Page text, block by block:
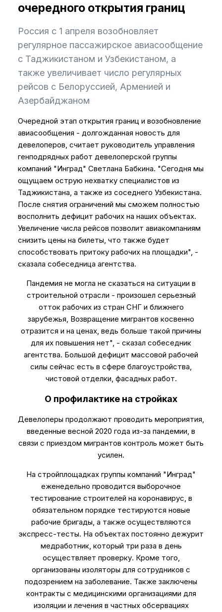
очередного открытия границ
Россия с 1 апреля возобновляет
регулярное пассажирское авиасообщение
с Таджикистаном и Узбекистаном, а
также увеличивает число регулярных
рейсов с Белоруссией, Арменией и
Азербайджаном
Очередной этап открытия границ и возобновление
авиасообщения - долгожданная новость для
девелоперов, считает руководитель управления
генподрядных работ девелоперской группы
компаний "Инград" Светлана Бабкина. "Сегодня мы
ощущаем острую нехватку специалистов из
Таджикистана, а также из соседнего Узбекистана.
После снятия ограничений мы сможем полностью
восполнить дефицит рабочих на наших объектах.
Увеличение числа рейсов позволит авиакомпаниям
снизить цены на билеты, что также будет
способствовать притоку рабочих на площадки", -
сказала собеседница агентства.
Пандемия не могла не сказаться на ситуации в
строительной отрасли - произошел серьезный
отток рабочих из стран СНГ и ближнего
зарубежья, Возвращение мигрантов косвенно
отразится и на ценах, ведь больше такой причины
для их повышения нет", - сказал собеседник
агентства. Большой дефицит массовой рабочей
силы сейчас есть в сфере благоустройства,
чистовой отделки, фасадных работ.
О профилактике на стройках
Девелоперы продолжают проводить мероприятия,
введенные весной 2020 года из-за пандемии, в
связи с приездом мигрантов контроль может быть
усилен.
На стройплощадках группы компаний "Инград"
еженедельно проводится выборочное
тестирование строителей на коронавирус, в
обязательном порядке тестируются новые
рабочие бригады, а также осуществляются
экспресс-тесты. На объектах постоянно дежурит
медработник, который три раза в день
осуществляет проверку. Кроме того,
организованы изоляторы для сотрудников с
подозрением на заболевание. Также заключены
контракты с медицинскими организациями для
изоляции и лечения в частных обсервациях